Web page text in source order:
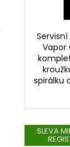
Vapor
spirálku
SLEVA